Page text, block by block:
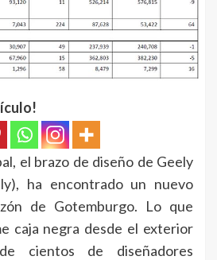
el brazo de diseño de Geely
ha encontrado un nuevo
de Gotemburgo. Lo que
caja negra desde el exterior
cientos de diseñadores